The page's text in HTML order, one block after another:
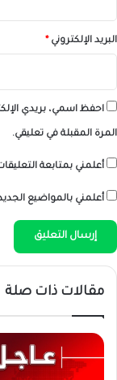
البريد الإلكتروني *
احفظ اسمي، بريدي
المرة المقبلة في تعليقي.
أعلمني بمتابعة
أعلمني بالمواضيع
مقالات ذات صلة